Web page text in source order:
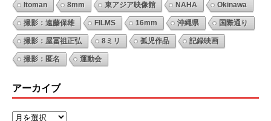
Itoman 8mm 東アジア映像館 NAHA Okinawa
撮影：遠藤保雄 FILMS 16mm 沖縄県 国際通り
撮影：屋冨祖正弘 8ミリ 孤児作品 記録映画
撮影：匿名 運動会
アーカイブ